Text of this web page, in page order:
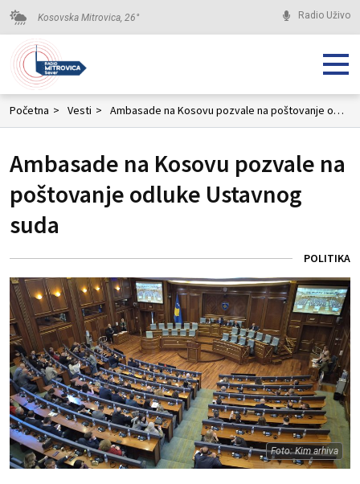
Kosovska Mitrovica, 26° Radio Uživo
Početna > Vesti > Ambasade na Kosovu pozvale na poštovanje odluke Ustavnog suda
Ambasade na Kosovu pozvale na
poštovanje odluke Ustavnog
suda
POLITIKA
Foto: Kim arhiva